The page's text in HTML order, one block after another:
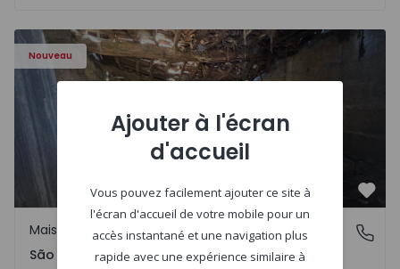
Nouveau
Maison Vila Real, São Tomé do Castelo e Justes -
São Tomé do Castelo e Justes, Vila Real
Maison Rurale
São Tomé do Castelo e Justes, Vila Real
Ajouter à l'écran
d'accueil
Vous pouvez facilement ajouter ce site à
l'écran d'accueil de votre mobile pour un
accès instantané et une navigation plus
rapide avec une expérience similaire à